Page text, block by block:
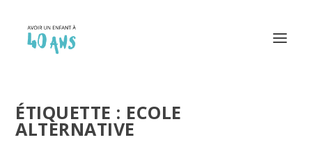
ÉTIQUETTE : ECOLE
ALTERNATIVE